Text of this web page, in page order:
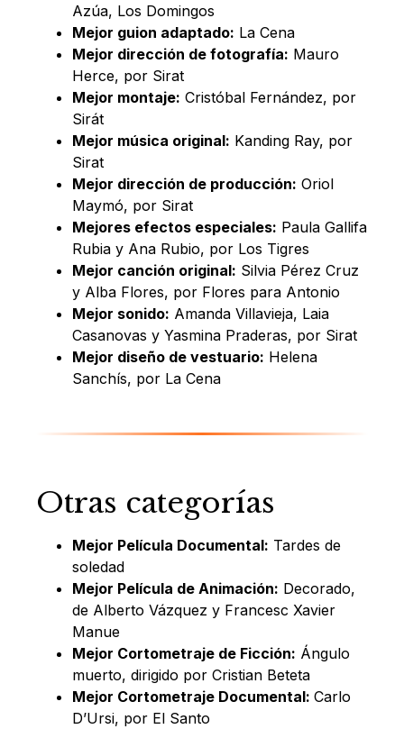
Azúa, Los Domingos
Mejor guion adaptado: La Cena
Mejor dirección de fotografía: Mauro
Herce, por Sirat
Mejor montaje: Cristóbal Fernández, por
Sirát
Mejor música original: Kanding Ray, por
Sirat
Mejor dirección de producción: Oriol
Maymó, por Sirat
Mejores efectos especiales: Paula Gallifa
Rubia y Ana Rubio, por Los Tigres
Mejor canción original: Silvia Pérez Cruz
y Alba Flores, por Flores para Antonio
Mejor sonido: Amanda Villavieja, Laia
Casanovas y Yasmina Praderas, por Sirat
Mejor diseño de vestuario: Helena
Sanchís, por La Cena
Otras categorías
Mejor Película Documental: Tardes de
soledad
Mejor Película de Animación: Decorado,
de Alberto Vázquez y Francesc Xavier
Manue
Mejor Cortometraje de Ficción: Ángulo
muerto, dirigido por Cristian Beteta
Mejor Cortometraje Documental: Carlo
D’Ursi, por El Santo